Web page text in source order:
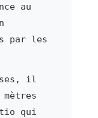
au
par les
il
qui